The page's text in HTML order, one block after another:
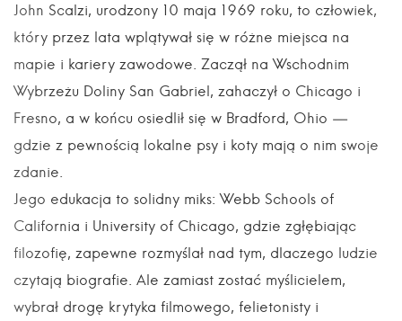
John Scalzi, urodzony 10 maja 1969 roku, to człowiek,
który przez lata wplątywał się w różne miejsca na
mapie i kariery zawodowe. Zaczął na Wschodnim
Wybrzeżu Doliny San Gabriel, zahaczył o Chicago i
Fresno, a w końcu osiedlił się w Bradford, Ohio —
gdzie z pewnością lokalne psy i koty mają o nim swoje
zdanie.
Jego edukacja to solidny miks: Webb Schools of
California i University of Chicago, gdzie zgłębiając
filozofię, zapewne rozmyślał nad tym, dlaczego ludzie
czytają biografie. Ale zamiast zostać myślicielem,
wybrał drogę krytyka filmowego, felietonisty i